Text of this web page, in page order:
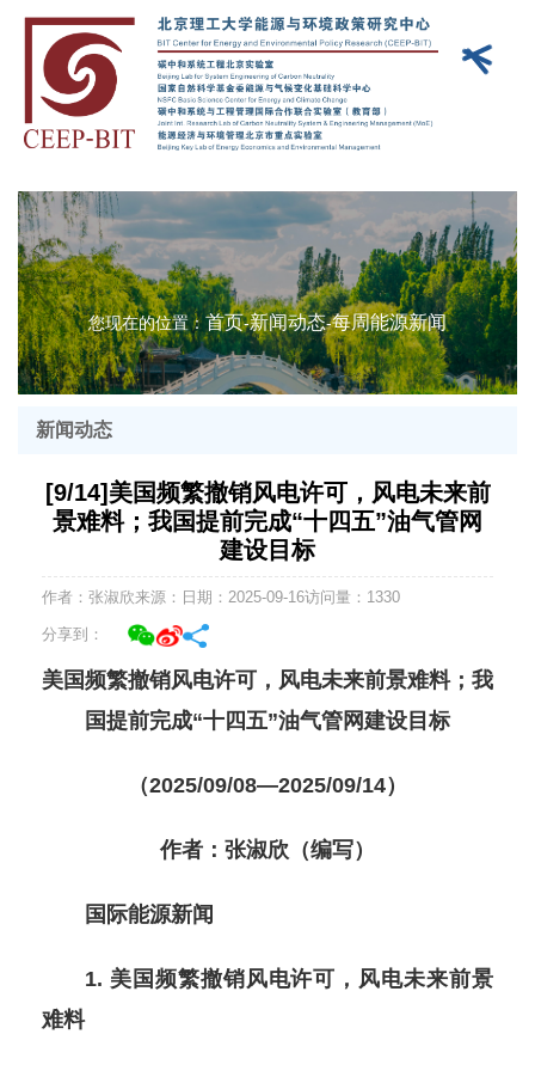
新闻动态
您现在的位置：首页-新闻动态-每周能源新闻
新闻动态
[9/14]美国频繁撤销风电许可，风电未来前
景难料；我国提前完成“十四五”油气管网
建设目标
作者：张淑欣来源： 日期：2025-09-16访问量： 1330
分享到：
美国频繁撤销风电许可，风电未来前景难料；我
国提前完成“十四五”油气管网建设目标
（2025/09/08—2025/09/14）
作者：张淑欣（编写）
国际能源新闻
1. 美国频繁撤销风电许可，风电未来前景
难料